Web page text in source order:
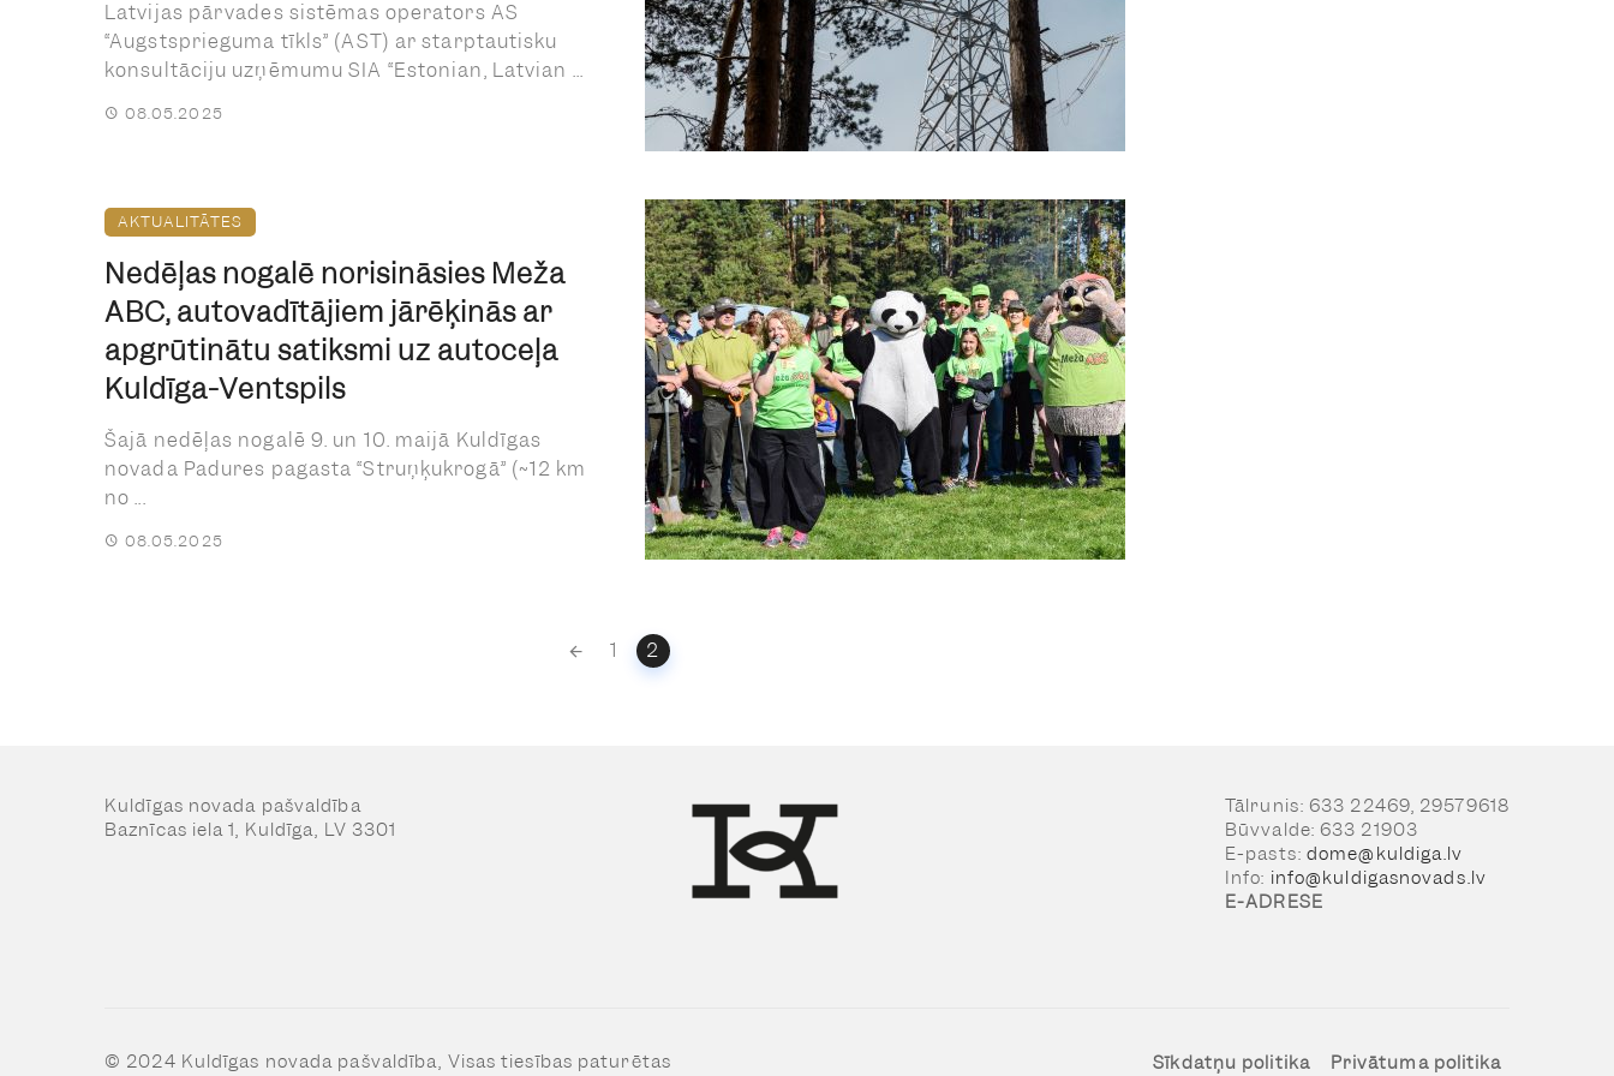
Latvijas pārvades sistēmas operators AS
“Augstsprieguma tīkls” (AST) ar starptautisku
konsultāciju uzņēmumu SIA “Estonian, Latvian ...
08.05.2025
AKTUALITĀTES
Nedēļas nogalē norisināsies Meža
ABC, autovadītājiem jārēķinās ar
apgrūtinātu satiksmi uz autoceļa
Kuldīga-Ventspils
Šajā nedēļas nogalē 9. un 10. maijā Kuldīgas
novada Padures pagasta “Struņķukrogā” (~12 km
no ...
08.05.2025
1 2
Kuldīgas novada pašvaldība
Baznīcas iela 1, Kuldīga, LV 3301
Tālrunis: 633 22469, 29579618
Būvvalde: 633 21903
E-pasts: dome@kuldiga.lv
Info: info@kuldigasnovads.lv
E-ADRESE
© 2024 Kuldīgas novada pašvaldība, Visas tiesības paturētas Sīkdatņu politika Privātuma politika